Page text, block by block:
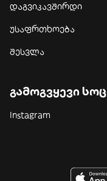
დაგვიკავშირდი
უსაფრთხოება
შესვლა
გამოგვყევი
Instagram